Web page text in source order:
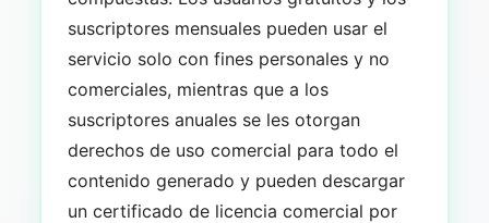
suscriptores mensuales pueden usar el
servicio solo con fines personales y no
comerciales, mientras que a los
suscriptores anuales se les otorgan
derechos de uso comercial para todo el
contenido generado y pueden descargar
un certificado de licencia comercial por